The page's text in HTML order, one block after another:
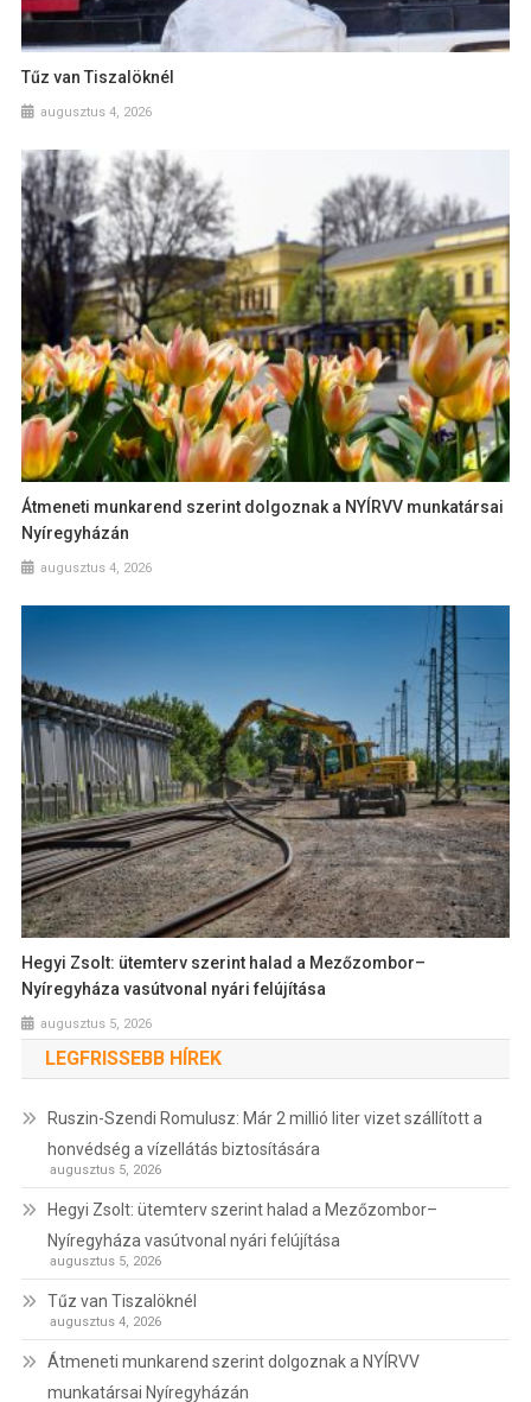
Tűz van Tiszalöknél
augusztus 4, 2026
Átmeneti munkarend szerint dolgoznak a NYÍRVV munkatársai
Nyíregyházán
augusztus 4, 2026
Hegyi Zsolt: ütemterv szerint halad a Mezőzombor–
Nyíregyháza vasútvonal nyári felújítása
augusztus 5, 2026
LEGFRISSEBB HÍREK
Ruszin-Szendi Romulusz: Már 2 millió liter vizet szállított a
honvédség a vízellátás biztosítására
augusztus 5, 2026
Hegyi Zsolt: ütemterv szerint halad a Mezőzombor–
Nyíregyháza vasútvonal nyári felújítása
augusztus 5, 2026
Tűz van Tiszalöknél
augusztus 4, 2026
Átmeneti munkarend szerint dolgoznak a NYÍRVV
munkatársai Nyíregyházán